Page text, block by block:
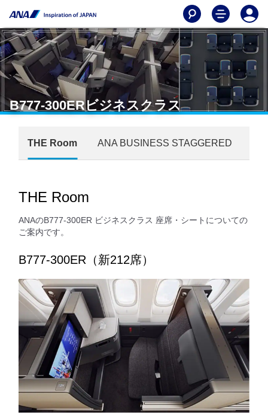
B777-300ERビジネスクラス
THE Room ANA BUSINESS STAGGERED
THE Room
ANAのB777-300ER ビジネスクラス 座席・シートについての
ご案内です。
B777-300ER（新212席）